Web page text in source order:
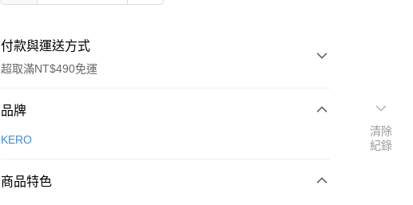
付款與運送方式
超取滿NT$490免運
付款方式
信用卡一次付款
品牌
KERO
商品特色
清除
紀錄